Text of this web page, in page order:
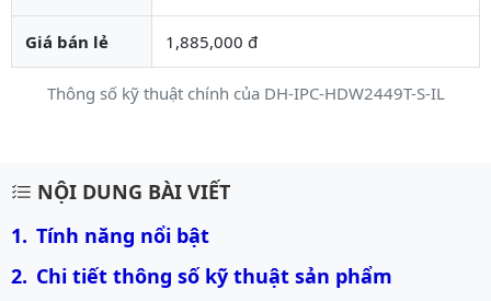
Thông số kỹ thuật chính của DH-IPC-HDW2449T-S-IL
Giá bán lẻ 1,885,000 đ
Mô tả chi tiết sản phẩm
NỘI DUNG BÀI VIẾT
Tính năng nổi bật
Chi tiết thông số kỹ thuật sản phẩm